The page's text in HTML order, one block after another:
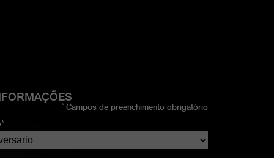
*Campos de preenchimento obrigatório